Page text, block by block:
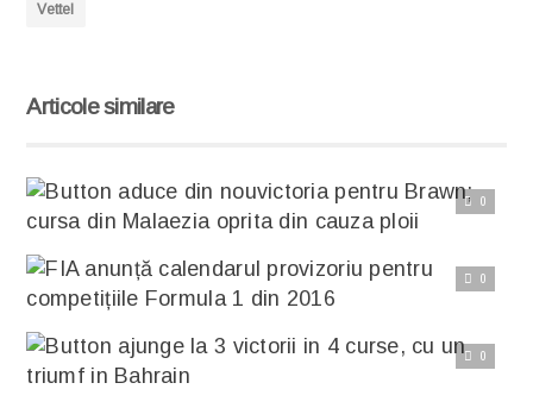
Vettel
Articole similare
0
Citește articolul complet
0
Citește articolul complet
0